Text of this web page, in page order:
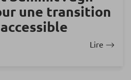
une transition
Lire